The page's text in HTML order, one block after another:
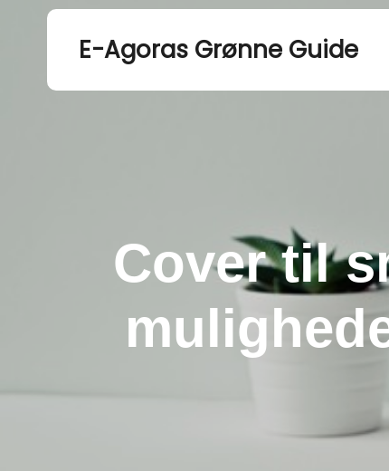
E-Agoras Grønne Guide
Cover til